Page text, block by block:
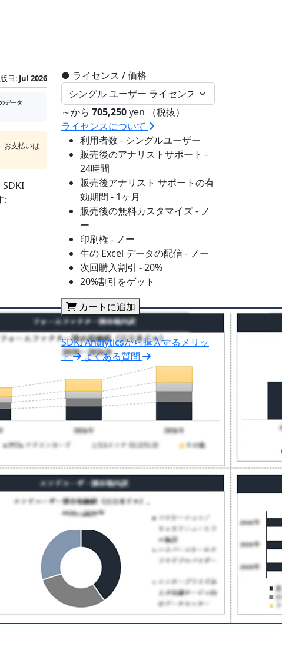
日: Jul 2026
データ
お支払いは
:
● ライセンス / 価格
～から 705,250yen （税抜）
ライセンスについて
利用者数 - シングルユーザー
販売後のアナリストサポート -
24時間
販売後アナリスト サポートの有
効期間 - 1ヶ月
販売後の無料カスタマイズ - ノ
ー
印刷権 - ノー
生の Excel データの配信 - ノー
次回購入割引 - 20%
20%割引をゲット
カートに追加
SDKI Analyticsから購入するメリッ
ト
よくある質問